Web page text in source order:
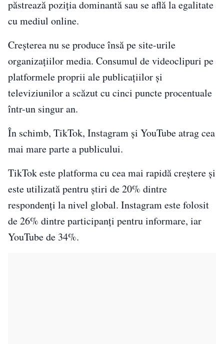
păstrează poziția dominantă sau se află la egalitate
cu mediul online.
Creșterea nu se produce însă pe site-urile
organizațiilor media. Consumul de videoclipuri pe
platformele proprii ale publicațiilor și
televiziunilor a scăzut cu cinci puncte procentuale
într-un singur an.
În schimb, TikTok, Instagram și YouTube atrag cea
mai mare parte a publicului.
TikTok este platforma cu cea mai rapidă creștere și
este utilizată pentru știri de 20% dintre
respondenți la nivel global. Instagram este folosit
de 26% dintre participanți pentru informare, iar
YouTube de 34%.